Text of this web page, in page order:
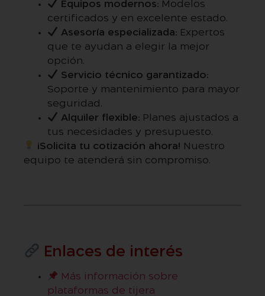
Equipos modernos: Modelos
certificados y en excelente estado.
Asesoría especializada: Expertos
que te ayudan a elegir la mejor
opción.
Servicio técnico garantizado:
Soporte y mantenimiento para mayor
seguridad.
Alquiler flexible: Planes ajustados a
tus necesidades y presupuesto.
¡Solicita tu cotización ahora! Nuestro
equipo te atenderá sin compromiso.
Enlaces de interés
Más información sobre
plataformas de tijera